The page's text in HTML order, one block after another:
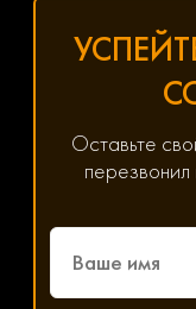
Оставьте
перезвонил